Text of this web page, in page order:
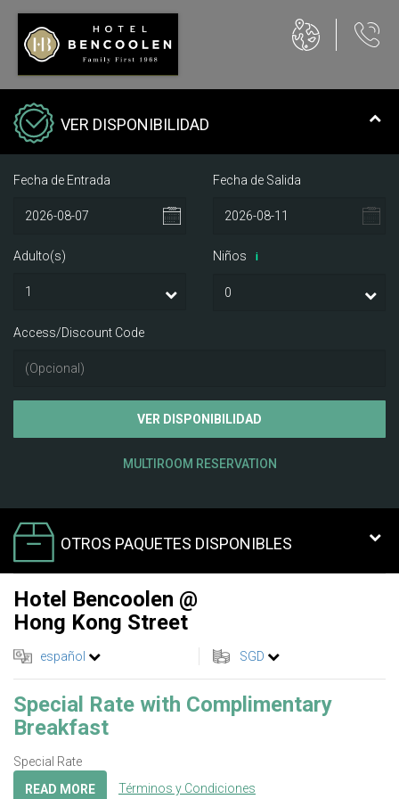
VER DISPONIBILIDAD
Fecha de Entrada Fecha de Salida
Adulto(s) Niños i
Access/Discount Code
VER DISPONIBILIDAD
MULTIROOM RESERVATION
OTROS PAQUETES DISPONIBLES
Hotel Bencoolen @
Hong Kong Street
español SGD
Special Rate with Complimentary
Breakfast
Special Rate
READ MORE
Términos y Condiciones